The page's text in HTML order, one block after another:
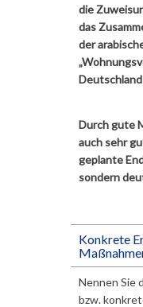
die
das
der
Durch gute
auch sehr
geplante
sondern
Konkrete
Nennen Sie
bzw.